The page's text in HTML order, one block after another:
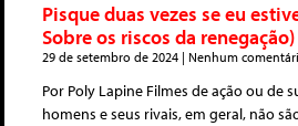
Pisque duas vezes se eu
Sobre os riscos da renegação)
29 de setembro de 2024 Nenhum
Por Poly Lapine Filmes de ação ou de
homens e seus rivais, em geral, não